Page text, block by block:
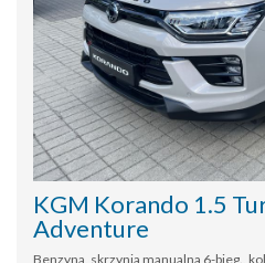
KGM Korando 1.5
Adventure
Benzyna, skrzynia manualna 6-bieg.,